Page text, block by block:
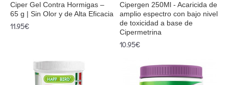
Ciper Gel Contra Hormigas –
65 g | Sin Olor y de Alta Eficacia
11.95€
Cipergen 250Ml - Acaricida de
amplio espectro con bajo nivel
de toxicidad a base de
Cipermetrina
10.95€